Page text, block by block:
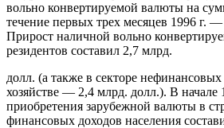
вольно конвертируемой валюты на
течение первых трех месяцев 1996 г.
Прирост наличной вольно
резидентов составил 2,7 млрд.
долл. (а также в секторе
хозяйстве — 2,4 млрд. долл.). В начале
приобретения зарубежной валюты в
финансовых доходов населения